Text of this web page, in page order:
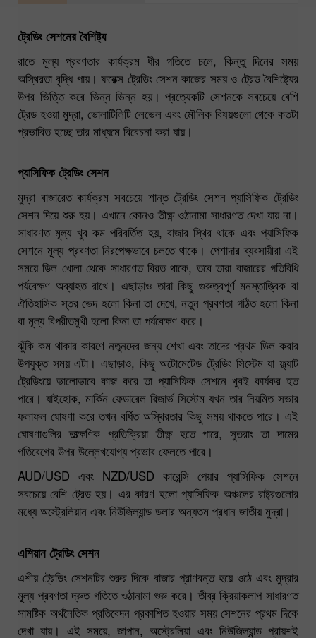
ট্রেডিং সেশনের বৈশিষ্ট্য
রাতে মূল্য প্রবণতার কার্যক্রম ধীর গতিতে চলে, কিন্তু দিনের সময়
অস্থিরতা বৃদ্ধি পায়। ফরেক্স ট্রেডিং সেশন কাজের সময় ও ট্রেড বৈশিষ্ট্যের
উপর ভিত্তি করে ভিন্ন ভিন্ন হয়। প্রত্যেকটি সেশনকে সবচেয়ে বেশি
ট্রেড হওয়া মুদ্রা, ভোলাটিলিটি লেভেল এবং মৌলিক বিষয়গুলো থেকে কতটা
প্রভাবিত হচ্ছে তার মাধ্যমে বিবেচনা করা যায়।
প্যাসিফিক ট্রেডিং সেশন
মুদ্রা বাজারেত কার্যক্রম সবচেয়ে শান্ত ট্রেডিং সেশন প্যাসিফিক ট্রেডিং
সেশন দিয়ে শুরু হয়। এখানে কোনও তীক্ষ্ণ ওঠানামা সাধারণত দেখা যায় না।
সাধারণত মূল্য খুব কম পরিবর্তিত হয়, বাজার স্থির থাকে এবং প্যাসিফিক
সেশনে মূল্য প্রবণতা নিরপেক্ষভাবে চলতে থাকে। পেশাদার ব্যবসায়ীরা এই
সময়ে ডিল খোলা থেকে সাধারণত বিরত থাকে, তবে তারা বাজারের গতিবিধি
পর্যবেক্ষণ অব্যাহত রাখে। এছাড়াও তারা কিছু গুরুত্বপূর্ণ মনস্তাত্ত্বিক বা
ঐতিহাসিক স্তর ভেদ হলো কিনা তা দেখে, নতুন প্রবণতা গঠিত হলো কিনা
বা মূল্য বিপরীতমুখী হলো কিনা তা পর্যবেক্ষণ করে।
ঝুঁকি কম থাকার কারণে নতুনদের জন্য শেখা এবং তাদের প্রথম ডিল করার
উপযুক্ত সময় এটা। এছাড়াও, কিছু অটোমেটেড ট্রেডিং সিস্টেম যা ফ্ল্যাট
ট্রেডিংয়ে ভালোভাবে কাজ করে তা প্যাসিফিক সেশনে খুবই কার্যকর হত
পারে। যাইহোক, মার্কিন ফেডারেল রিজার্ভ সিস্টেম যখন তার নিয়মিত সভার
ফলাফল ঘোষণা করে তখন বর্ধিত অস্থিরতার কিছু সময় থাকতে পারে। এই
ঘোষণাগুলির তাত্ক্ষণিক প্রতিক্রিয়া তীক্ষ্ণ হতে পারে, সুতরাং তা দামের
গতিবেগের উপর উল্লেখযোগ্য প্রভাব ফেলতে পারে।
AUD/USD এবং NZD/USD কারেন্সি পেয়ার প্যাসিফিক সেশনে
সবচেয়ে বেশি ট্রেড হয়। এর কারণ হলো প্যাসিফিক অঞ্চলের রাষ্ট্রগুলোর
মধ্যে অস্ট্রেলিয়ান এবং নিউজিল্যান্ড ডলার অন্যতম প্রধান জাতীয় মুদ্রা।
এশিয়ান ট্রেডিং সেশন
এশীয় ট্রেডিং সেশনটির শুরুর দিকে বাজার প্রাণবন্ত হয়ে ওঠে এবং মুদ্রার
মূল্য প্রবণতা দ্রুত গতিতে ওঠানামা শুরু করে। তীব্র ক্রিয়াকলাপ সাধারণত
সামষ্টিক অর্থনৈতিক প্রতিবেদন প্রকাশিত হওয়ার সময় সেশনের প্রথম দিকে
দেখা যায়। এই সময়ে, জাপান, অস্ট্রেলিয়া এবং নিউজিল্যান্ড প্রায়শই